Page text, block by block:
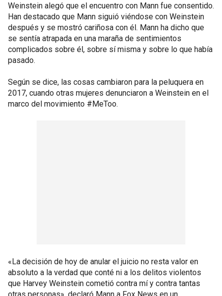
Weinstein alegó que el encuentro con Mann fue consentido.
Han destacado que Mann siguió viéndose con Weinstein
después y se mostró cariñosa con él. Mann ha dicho que
se sentía atrapada en una maraña de sentimientos
complicados sobre él, sobre sí misma y sobre lo que había
pasado.
Según se dice, las cosas cambiaron para la peluquera en
2017, cuando otras mujeres denunciaron a Weinstein en el
marco del movimiento #MeToo.
«La decisión de hoy de anular el juicio no resta valor en
absoluto a la verdad que conté ni a los delitos violentos
que Harvey Weinstein cometió contra mí y contra tantas